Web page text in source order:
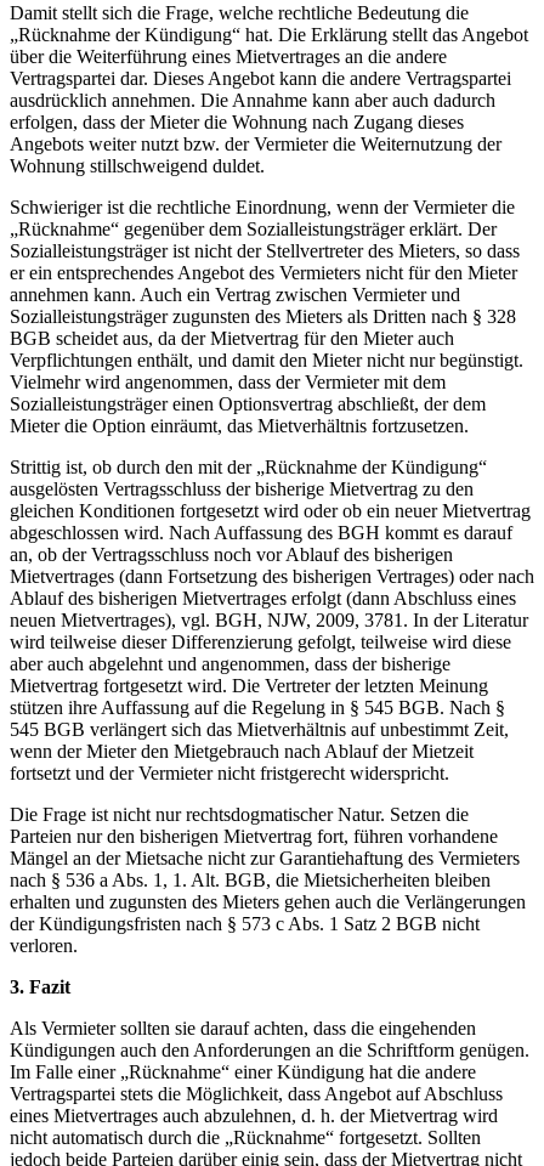
Damit stellt sich die Frage, welche rechtliche Bedeutung die
„Rücknahme der Kündigung“ hat. Die Erklärung stellt das Angebot
über die Weiterführung eines Mietvertrages an die andere
Vertragspartei dar. Dieses Angebot kann die andere Vertragspartei
ausdrücklich annehmen. Die Annahme kann aber auch dadurch
erfolgen, dass der Mieter die Wohnung nach Zugang dieses
Angebots weiter nutzt bzw. der Vermieter die Weiternutzung der
Wohnung stillschweigend duldet.
Schwieriger ist die rechtliche Einordnung, wenn der Vermieter die
„Rücknahme“ gegenüber dem Sozialleistungsträger erklärt. Der
Sozialleistungsträger ist nicht der Stellvertreter des Mieters, so dass
er ein entsprechendes Angebot des Vermieters nicht für den Mieter
annehmen kann. Auch ein Vertrag zwischen Vermieter und
Sozialleistungsträger zugunsten des Mieters als Dritten nach § 328
BGB scheidet aus, da der Mietvertrag für den Mieter auch
Verpflichtungen enthält, und damit den Mieter nicht nur begünstigt.
Vielmehr wird angenommen, dass der Vermieter mit dem
Sozialleistungsträger einen Optionsvertrag abschließt, der dem
Mieter die Option einräumt, das Mietverhältnis fortzusetzen.
Strittig ist, ob durch den mit der „Rücknahme der Kündigung“
ausgelösten Vertragsschluss der bisherige Mietvertrag zu den
gleichen Konditionen fortgesetzt wird oder ob ein neuer Mietvertrag
abgeschlossen wird. Nach Auffassung des BGH kommt es darauf
an, ob der Vertragsschluss noch vor Ablauf des bisherigen
Mietvertrages (dann Fortsetzung des bisherigen Vertrages) oder nach
Ablauf des bisherigen Mietvertrages erfolgt (dann Abschluss eines
neuen Mietvertrages), vgl. BGH, NJW, 2009, 3781. In der Literatur
wird teilweise dieser Differenzierung gefolgt, teilweise wird diese
aber auch abgelehnt und angenommen, dass der bisherige
Mietvertrag fortgesetzt wird. Die Vertreter der letzten Meinung
stützen ihre Auffassung auf die Regelung in § 545 BGB. Nach §
545 BGB verlängert sich das Mietverhältnis auf unbestimmt Zeit,
wenn der Mieter den Mietgebrauch nach Ablauf der Mietzeit
fortsetzt und der Vermieter nicht fristgerecht widerspricht.
Die Frage ist nicht nur rechtsdogmatischer Natur. Setzen die
Parteien nur den bisherigen Mietvertrag fort, führen vorhandene
Mängel an der Mietsache nicht zur Garantiehaftung des Vermieters
nach § 536 a Abs. 1, 1. Alt. BGB, die Mietsicherheiten bleiben
erhalten und zugunsten des Mieters gehen auch die Verlängerungen
der Kündigungsfristen nach § 573 c Abs. 1 Satz 2 BGB nicht
verloren.
3. Fazit
Als Vermieter sollten sie darauf achten, dass die eingehenden
Kündigungen auch den Anforderungen an die Schriftform genügen.
Im Falle einer „Rücknahme“ einer Kündigung hat die andere
Vertragspartei stets die Möglichkeit, dass Angebot auf Abschluss
eines Mietvertrages auch abzulehnen, d. h. der Mietvertrag wird
nicht automatisch durch die „Rücknahme“ fortgesetzt. Sollten
jedoch beide Parteien darüber einig sein, dass der Mietvertrag nicht